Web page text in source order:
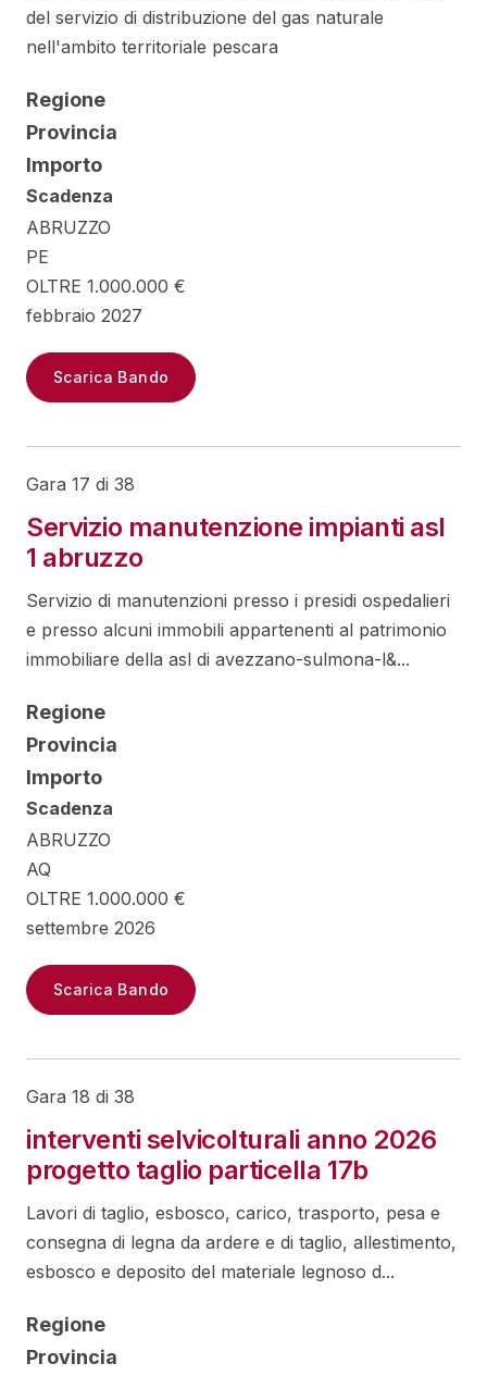
del servizio di distribuzione del gas naturale
nell'ambito territoriale pescara
Regione
Provincia
Importo
Scadenza
ABRUZZO
PE
OLTRE 1.000.000 €
febbraio 2027
Scarica Bando
Gara 17 di 38
Servizio manutenzione impianti asl
1 abruzzo
Servizio di manutenzioni presso i presidi ospedalieri
e presso alcuni immobili appartenenti al patrimonio
immobiliare della asl di avezzano-sulmona-l&...
Regione
Provincia
Importo
Scadenza
ABRUZZO
AQ
OLTRE 1.000.000 €
settembre 2026
Scarica Bando
Gara 18 di 38
interventi selvicolturali anno 2026
progetto taglio particella 17b
Lavori di taglio, esbosco, carico, trasporto, pesa e
consegna di legna da ardere e di taglio, allestimento,
esbosco e deposito del materiale legnoso d...
Regione
Provincia